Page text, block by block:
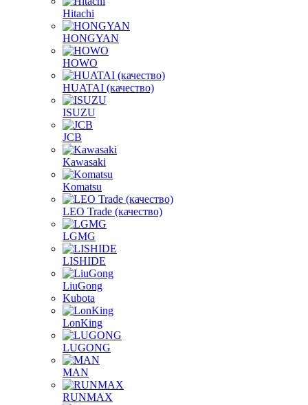
Hitachi
HONGYAN
HOWO
HUATAI (качество)
ISUZU
JCB
Kawasaki
Komatsu
LEO Trade (качество)
LGMG
LISHIDE
LiuGong
Kubota
LonKing
LUGONG
MAN
RUNMAX